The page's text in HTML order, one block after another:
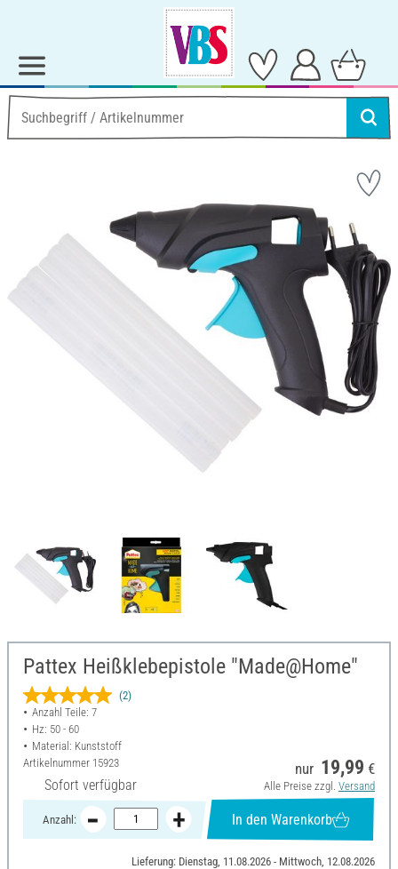
Pattex Heißklebepistole "Made@Home"
(2)
Anzahl Teile: 7
Hz: 50 - 60
Material: Kunststoff
Artikelnummer 15923
Sofort verfügbar
nur 19,99 €
Alle Preise zzgl. Versand
Anzahl: In den Warenkorb
Lieferung: Dienstag, 11.08.2026 - Mittwoch, 12.08.2026